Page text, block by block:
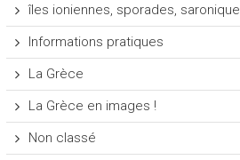
îles ioniennes, sporades, saronique
Informations pratiques
La Grèce
La Grèce en images !
Non classé